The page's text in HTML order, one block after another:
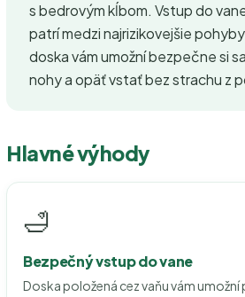
s bedrovým kĺbom. Vstup do
patrí medzi najrizikovejšie
doska vám umožní bezpečne si
nohy a opäť vstať bez strachu z
Hlavné výhody
🛁
Bezpečný vstup do vane
Doska položená cez vaňu vám umožní